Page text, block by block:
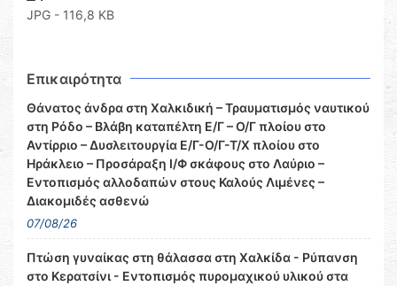
JPG - 116,8 KB
Επικαιρότητα
Θάνατος άνδρα στη Χαλκιδική – Τραυματισμός ναυτικού
στη Ρόδο – Βλάβη καταπέλτη Ε/Γ – Ο/Γ πλοίου στο
Αντίρριο – Δυσλειτουργία Ε/Γ-Ο/Γ-Τ/Χ πλοίου στο
Ηράκλειο – Προσάραξη Ι/Φ σκάφους στο Λαύριο –
Εντοπισμός αλλοδαπών στους Καλούς Λιμένες –
Διακομιδές ασθενώ
07/08/26
Πτώση γυναίκας στη θάλασσα στη Χαλκίδα - Ρύπανση
στο Κερατσίνι - Εντοπισμός πυρομαχικού υλικού στα